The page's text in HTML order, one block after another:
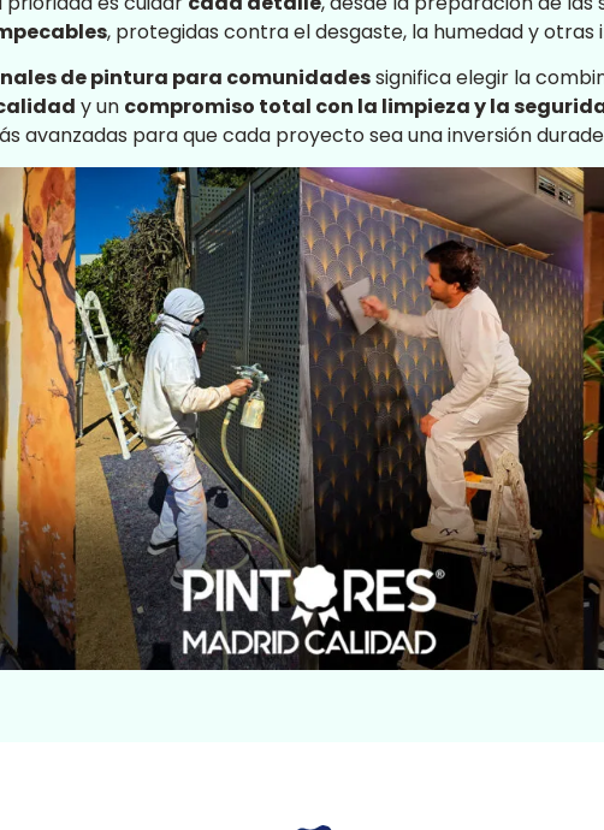
, protegidas contra el desgaste, la humedad y otras
de pintura para comunidadessignifica elegir la
y un compromiso total con la limpieza y la
avanzadas para que cada proyecto sea una inversión